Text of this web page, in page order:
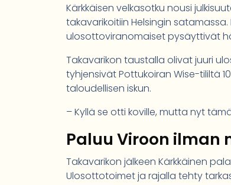
Kärkkäisen velkasotku nousi
takavarikoitiin Helsingin
ulosottoviranomaiset pysäyttivät
Takavarikon taustalla olivat juuri
tyhjensivät Pottukoiran Wise-tililtä
taloudellisen iskun.
– Kyllä se otti koville, mutta nyt
Paluu Viroon
Takavarikon jälkeen Kärkkäinen
Ulosottotoimet ja rajalla tehty